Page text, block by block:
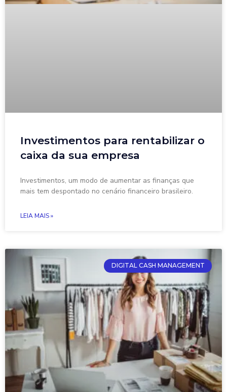
Investimentos para rentabilizar o
caixa da sua empresa
Investimentos, um modo de aumentar as finanças que
mais tem despontado no cenário financeiro brasileiro.
LEIA MAIS »
DIGITAL CASH MANAGEMENT